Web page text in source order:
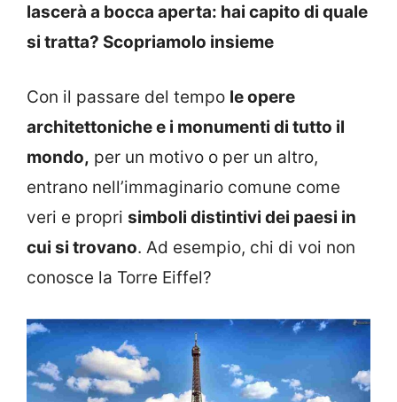
lascerà a bocca aperta: hai capito di quale
si tratta? Scopriamolo insieme
Con il passare del tempo le opere
architettoniche e i monumenti di tutto il
mondo, per un motivo o per un altro,
entrano nell’immaginario comune come
veri e propri simboli distintivi dei paesi in
cui si trovano. Ad esempio, chi di voi non
conosce la Torre Eiffel?